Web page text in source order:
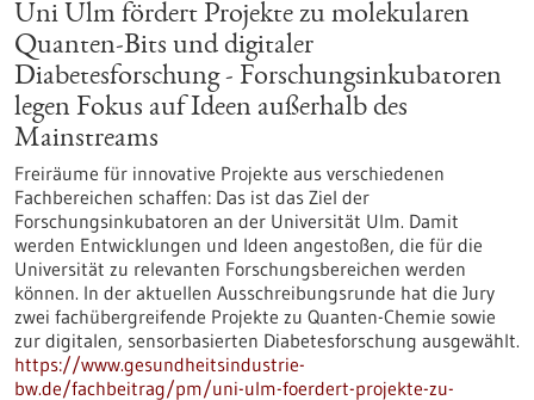
Uni Ulm fördert Projekte zu molekularen
Quanten-Bits und digitaler
Diabetesforschung - Forschungsinkubatoren
legen Fokus auf Ideen außerhalb des
Mainstreams
Freiräume für innovative Projekte aus verschiedenen
Fachbereichen schaffen: Das ist das Ziel der
Forschungsinkubatoren an der Universität Ulm. Damit
werden Entwicklungen und Ideen angestoßen, die für die
Universität zu relevanten Forschungsbereichen werden
können. In der aktuellen Ausschreibungsrunde hat die Jury
zwei fachübergreifende Projekte zu Quanten-Chemie sowie
zur digitalen, sensorbasierten Diabetesforschung ausgewählt.
https://www.gesundheitsindustrie-
bw.de/fachbeitrag/pm/uni-ulm-foerdert-projekte-zu-